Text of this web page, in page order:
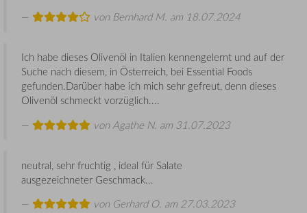
von Bernhard M. am 18.07.2024
Ich habe dieses Olivenöl in Italien kennengelernt und auf der
Suche nach diesem, in Österreich, bei Essential Foods
gefunden.Darüber habe ich mich sehr gefreut, denn dieses
Olivenöl schmeckt vorzüglich....
von Agathe N. am 31.07.2023
neutral, sehr fruchtig , ideal für Salate
ausgezeichneter Geschmack...
von Gerhard O. am 27.03.2023